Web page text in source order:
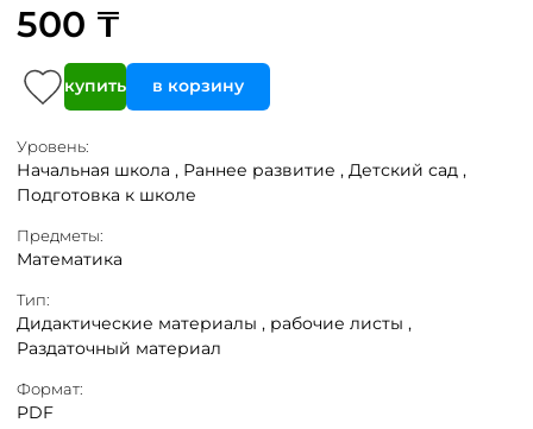
500 ₸
купить в корзину
Уровень:
Начальная школа , Раннее развитие , Детский сад ,
Подготовка к школе
Предметы:
Математика
Тип:
Дидактические материалы , рабочие листы ,
Раздаточный материал
Формат:
PDF